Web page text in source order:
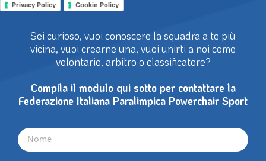
Privacy Policy Cookie Policy
Sei curioso, vuoi conoscere la squadra a te più
vicina, vuoi crearne una, vuoi unirti a noi come
volontario, arbitro o classificatore?
Compila il modulo qui sotto per contattare la
Federazione Italiana Paralimpica Powerchair Sport